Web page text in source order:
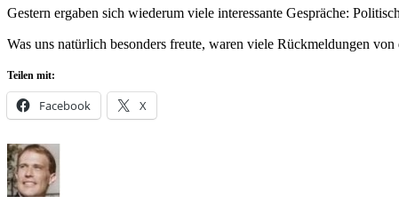
Gestern ergaben sich wiederum viele interessante Gespräche:
Was uns natürlich besonders freute, waren viele Rückmeldungen
Teilen mit:
Facebook X